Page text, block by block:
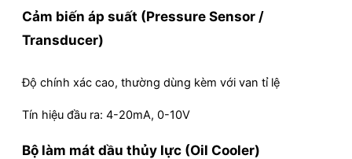
Cảm biến áp suất (Pressure Sensor /
Transducer)
Độ chính xác cao, thường dùng kèm với van tỉ lệ
Tín hiệu đầu ra: 4-20mA, 0-10V
Bộ làm mát dầu thủy lực (Oil Cooler)